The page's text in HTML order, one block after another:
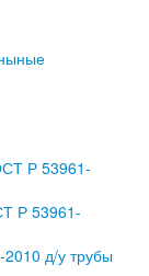
Р 53961-
Р 53961-
д/у трубы